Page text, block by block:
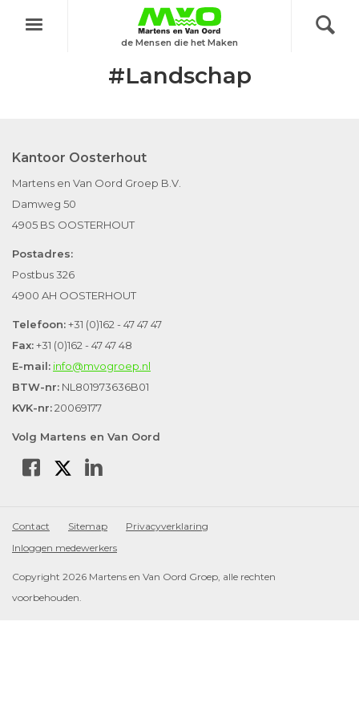
Menu de Mensen die het Maken
#Landschap
Kantoor Oosterhout
Martens en Van Oord Groep B.V.
Damweg 50
4905 BS OOSTERHOUT
Postadres:
Postbus 326
4900 AH OOSTERHOUT
Telefoon:+31 (0)162 - 47 47 47
Fax:+31 (0)162 - 47 47 48
E-mail: info@mvogroep.nl
BTW-nr: NL801973636B01
KVK-nr:20069177
Volg Martens en Van Oord
Contact Sitemap
Privacyverklaring
Inloggen medewerkers
Copyright 2026 Martens en Van Oord Groep, alle rechten
voorbehouden.